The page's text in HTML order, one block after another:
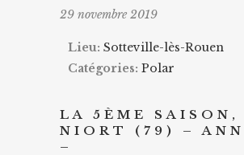
29 novembre 2019
Lieu: Sotteville-lès-Rouen
Catégories: Polar
LA 5ÈME SAISON,
NIORT (79) –
–